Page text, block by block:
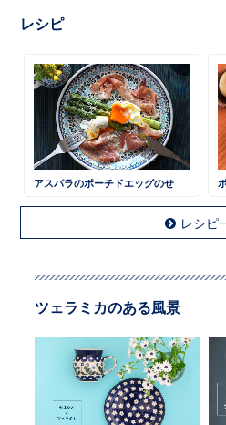
レシピ
アスパラのポーチドエッグのせ
レシピ
ツェラミカのある風景